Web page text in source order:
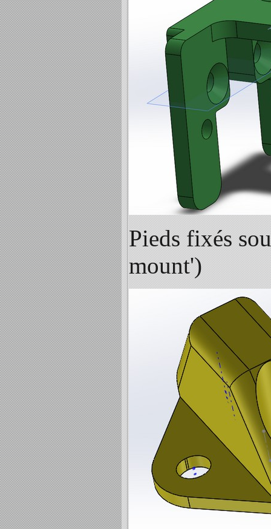
Pieds fixés
mount')